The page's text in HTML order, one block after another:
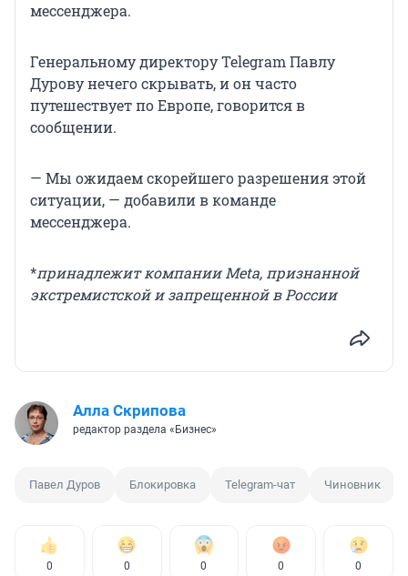
мессенджера.
Генеральному директору Telegram Павлу
Дурову нечего скрывать, и он часто
путешествует по Европе, говорится в
сообщении.
— Мы ожидаем скорейшего разрешения этой
ситуации, — добавили в команде
мессенджера.
*принадлежит компании Meta, признанной
экстремистской и запрещенной в России
Алла Скрипова
редактор раздела «Бизнес»
Павел Дуров Блокировка Telegram-чат Чиновник
0 0 0 0 0